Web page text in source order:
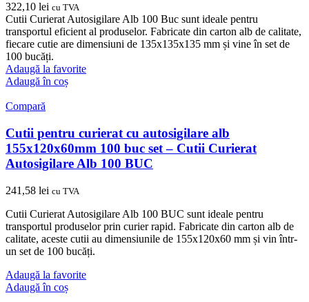
322,10 lei cu TVA
Cutii Curierat Autosigilare Alb 100 Buc sunt ideale pentru
transportul eficient al produselor. Fabricate din carton alb de calitate,
fiecare cutie are dimensiuni de 135x135x135 mm și vine în set de
100 bucăți.
Adaugă la favorite
Adaugă în coș
Compară
Cutii pentru curierat cu autosigilare alb
155x120x60mm 100 buc set – Cutii Curierat
Autosigilare Alb 100 BUC
241,58 lei cu TVA
Cutii Curierat Autosigilare Alb 100 BUC sunt ideale pentru
transportul produselor prin curier rapid. Fabricate din carton alb de
calitate, aceste cutii au dimensiunile de 155x120x60 mm și vin într-
un set de 100 bucăți.
Adaugă la favorite
Adaugă în coș